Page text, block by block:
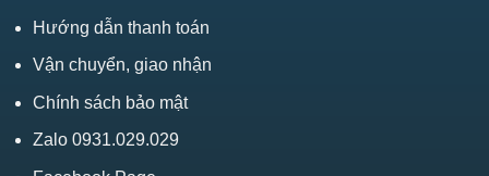
Hướng dẫn thanh toán
Vận chuyển, giao nhận
Chính sách bảo mật
Zalo 0931.029.029